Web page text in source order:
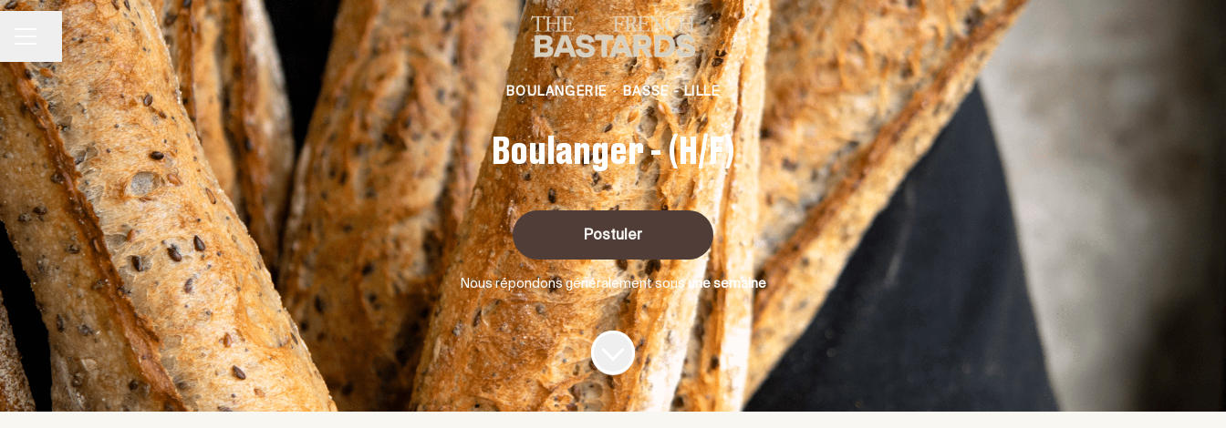
MENU CARRIÈRE
Partager la page
BOULANGERIE · BASSE - LILLE
Boulanger - (H/F)
Postuler
Nous répondons généralement sousune semaine